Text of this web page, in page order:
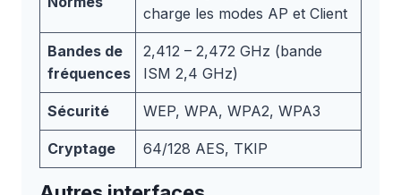
charge les modes AP et Client
Bandes de
fréquences
2,412 – 2,472 GHz (bande
ISM 2,4 GHz)
Sécurité WEP, WPA, WPA2, WPA3
Cryptage 64/128 AES, TKIP